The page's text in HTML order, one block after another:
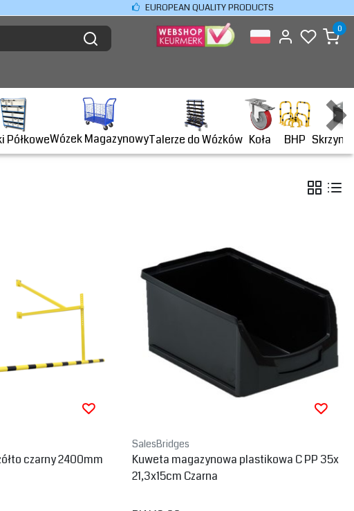
EUROPEAN QUALITY PRODUCTS
0
PółkoweWózek MagazynowyTalerze do Wózków Koła BHP
czarny 2400mm
SalesBridges
Kuweta magazynowa plastikowa C PP 35x
21,3x15cm Czarna